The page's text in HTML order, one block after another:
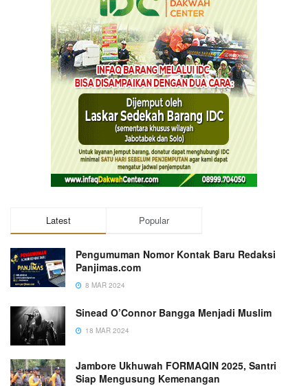
Latest Popular
Pengumuman Nomor Kontak Baru Redaksi
Panjimas.com
8 MAR 2024
Sinead O’Connor Bangga Menjadi Muslim
18 MAR 2024
Jambore Ukhuwah FORMAQIN 2025, Santri
Siap Mengusung Kemenangan